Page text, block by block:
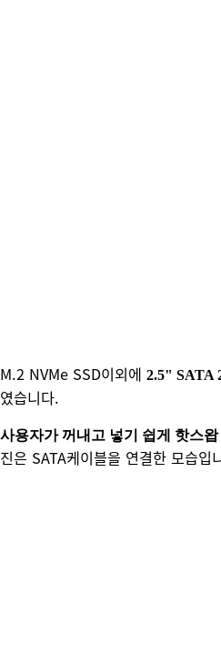
M.2 NVMe SSD이외에 2.5" SATA
였습니다.
사용자가 꺼내고 넣기 쉽게 핫스
진은 SATA케이블을 연결한 모습입